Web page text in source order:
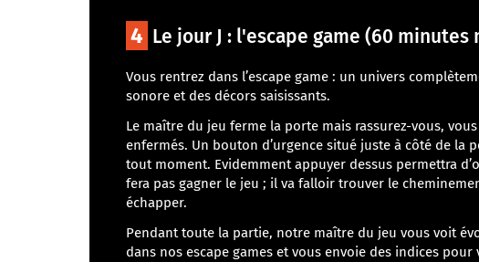
4 Le jour J : l'escape game (60 minutes
Vous rentrez dans l’escape game : un univers
sonore et des décors saisissants.
Le maître du jeu ferme la porte mais rassurez-vous,
enfermés. Un bouton d’urgence situé juste à côté de la
tout moment. Evidemment appuyer dessus permettra
fera pas gagner le jeu ; il va falloir trouver le
échapper.
Pendant toute la partie, notre maître du jeu vous voit
dans nos escape games et vous envoie des indices